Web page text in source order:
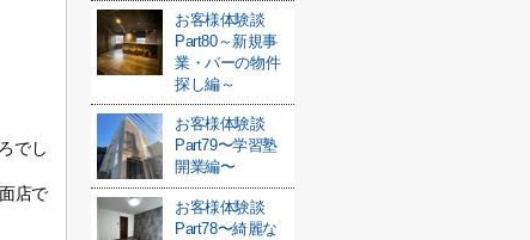
でし
店で
お客様体験談
Part80～新規事
業・バーの物件
探し編～
お客様体験談
Part79〜学習塾
開業編〜
お客様体験談
Part78〜綺麗な